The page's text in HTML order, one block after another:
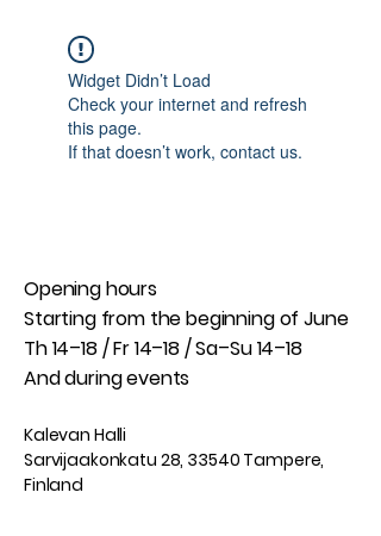
Widget Didn’t Load
Check your internet and refresh
this page.
If that doesn’t work, contact us.
Opening hours
Starting from the beginning of June
Th 14–18 / Fr 14–18 / Sa–Su 14–18
And during events​
Kalevan Halli
Sarvijaakonkatu 28, 33540 Tampere,
Finland